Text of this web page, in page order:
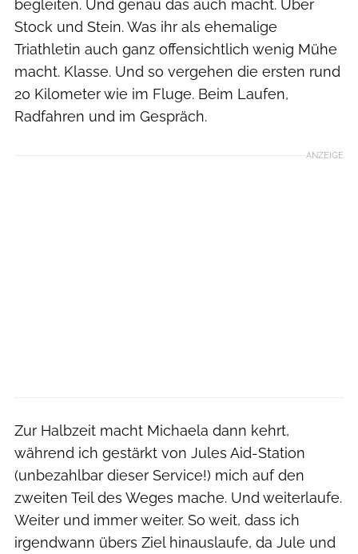
begleiten. Und genau das auch macht. Über
Stock und Stein. Was ihr als ehemalige
Triathletin auch ganz offensichtlich wenig Mühe
macht. Klasse. Und so vergehen die ersten rund
20 Kilometer wie im Fluge. Beim Laufen,
Radfahren und im Gespräch.
ANZEIGE
Zur Halbzeit macht Michaela dann kehrt,
während ich gestärkt von Jules Aid-Station
(unbezahlbar dieser Service!) mich auf den
zweiten Teil des Weges mache. Und weiterlaufe.
Weiter und immer weiter. So weit, dass ich
irgendwann übers Ziel hinauslaufe, da Jule und